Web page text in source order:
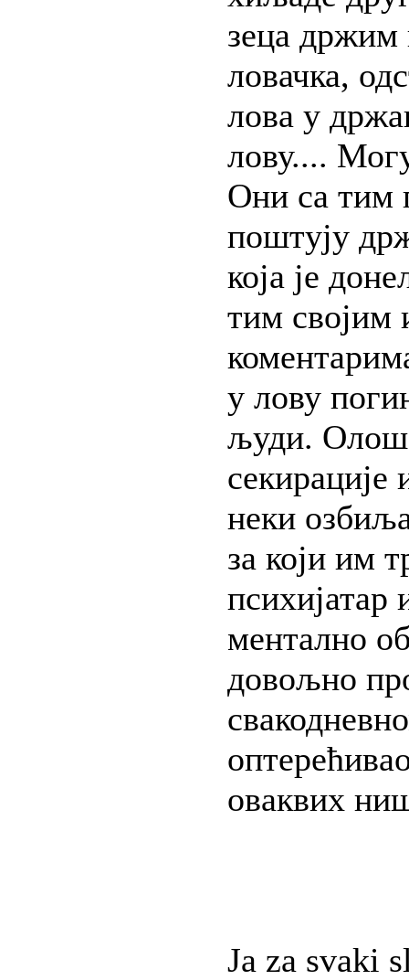
зеца
ловачка,
лова у
лову....
Они са тим
поштују
која је
тим својим
у лову
људи. Олош
неки
за који им
психијатар
ментално
довољно
оваквих
Ja za svaki